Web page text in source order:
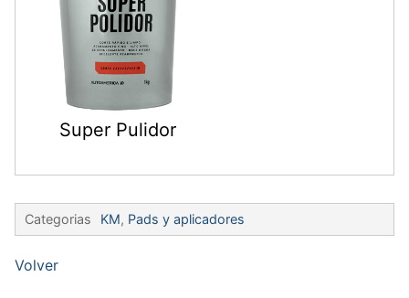
Super Pulidor
Categorias KM, Pads y aplicadores
Volver